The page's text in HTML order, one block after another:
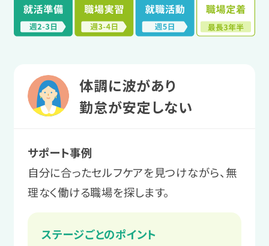
体調に波があり
勤怠が安定しない
サポート事例
自分に合ったセルフケアを見つけながら、無
理なく働ける職場を探します。
ステージごとのポイント